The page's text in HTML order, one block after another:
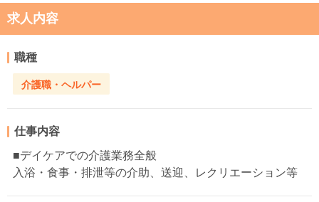
求人内容
職種
介護職・ヘルパー
仕事内容
■デイケアでの介護業務全般
入浴・食事・排泄等の介助、送迎、レクリエーション等